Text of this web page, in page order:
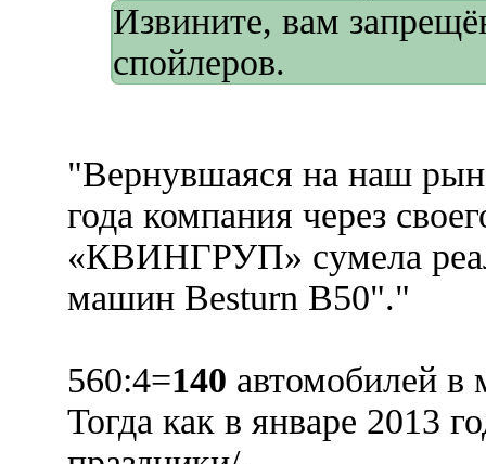
Извините, вам
спойлеров.
"Вернувшаяся на наш
года компания через
«КВИНГРУП» сумела
машин Besturn B50"."
560:4=140 автомобилей в
Тогда как в январе 2013